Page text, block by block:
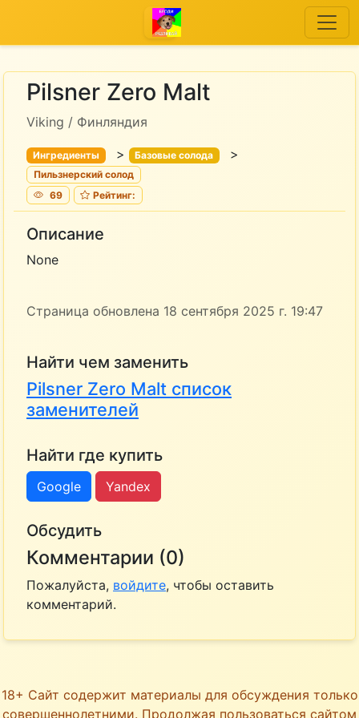
Pilsner Zero Malt
Viking / Финляндия
Ингредиенты > Базовые солода >
Пильзнерский солод
69
Рейтинг:
Описание
None
Страница обновлена 18 сентября 2025 г. 19:47
Найти чем заменить
Pilsner Zero Malt список
заменителей
Найти где купить
Google Yandex
Обсудить
Комментарии (0)
Пожалуйста, войдите, чтобы оставить
комментарий.
18+ Сайт содержит материалы для обсуждения только
совершеннолетними. Продолжая пользоваться сайтом